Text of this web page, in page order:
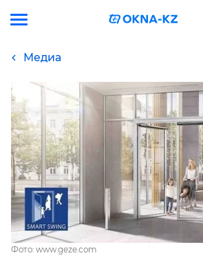
Медиа
Фото: www.geze.com